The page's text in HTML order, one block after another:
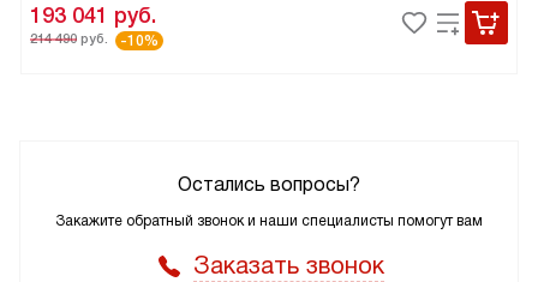
193 041 руб.
214 490 руб. -10%
Остались вопросы?
Закажите обратный звонок и наши специалисты помогут вам
Заказать звонок